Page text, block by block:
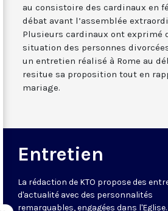
au consistoire des cardinaux en
débat avant l’assemblée
Plusieurs cardinaux ont exprimé
situation des personnes
un entretien réalisé à Rome au
resitue sa proposition tout en
mariage.
Entretien
La rédaction de KTO propose des
d'actualité avec des personnalités
remarquables, engagées dans l'Eglise.